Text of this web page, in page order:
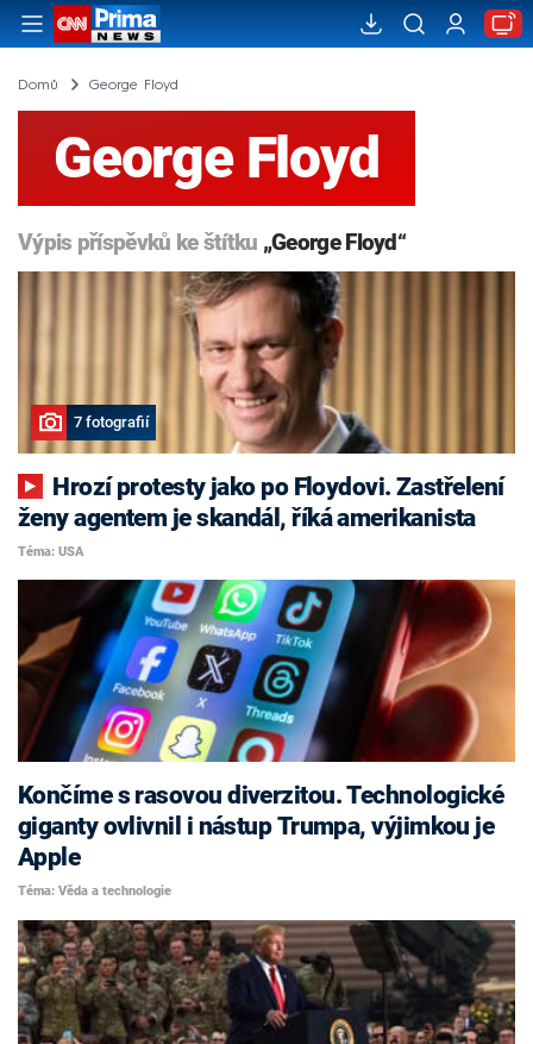
Domů George Floyd
George Floyd
Výpis příspěvků ke štítku „George Floyd“
7 fotografií
ženy agentem je skandál, říká amerikanista
Téma: USA
Končíme s rasovou diverzitou. Technologické
giganty ovlivnil i nástup Trumpa, výjimkou je
Apple
Téma: Věda a technologie